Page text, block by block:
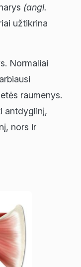
(angl.
užtikrina
Normaliai
raumenys.
antdyglinį,
nors ir